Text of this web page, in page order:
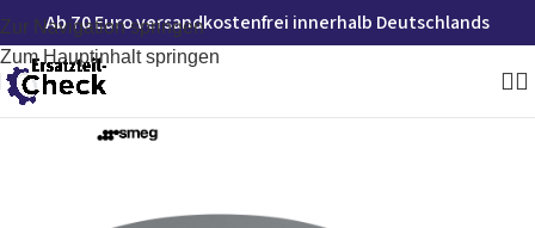
Zur Navigation springen
Zum Hauptinhalt springen
Ab 70 Euro versandkostenfrei innerhalb Deutschlands